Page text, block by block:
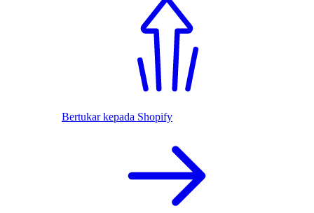
Bertukar kepada Shopify